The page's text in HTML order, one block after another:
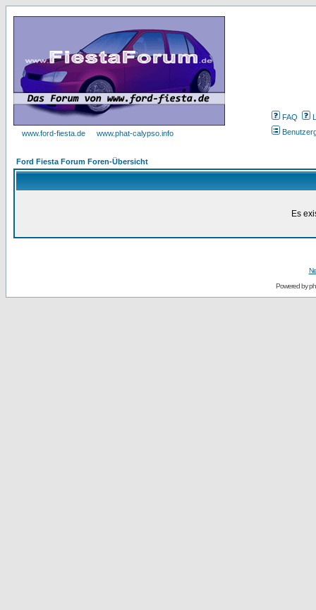
www.ford-fiesta.de www.phat-calypso.info
FAQ
Ford Fiesta Forum Foren-Übersicht
Es
Powered by